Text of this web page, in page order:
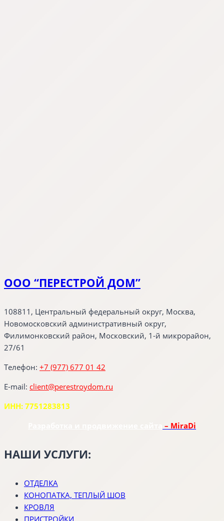
ООО “ПЕРЕСТРОЙ ДОМ”
108811, Центральный федеральный округ, Москва,
Новомосковский административный округ,
Филимонковский район, Московский, 1-й микрорайон,
27/61
Телефон: +7 (977) 677 01 42
E-mail: client@perestroydom.ru
ИНН: 7751283813
– MiraDi
НАШИ УСЛУГИ:
ОТДЕЛКА
КОНОПАТКА, ТЕПЛЫЙ ШОВ
КРОВЛЯ